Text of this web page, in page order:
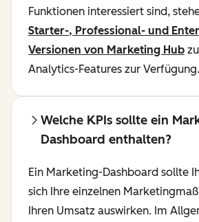
Funktionen interessiert sind,
Starter-, Professional- und
Versionen von Marketing Hub
Analytics-Features zur Verfügung.
Welche KPIs sollte ein
Dashboard enthalten?
Ein Marketing-Dashboard sollte
sich Ihre einzelnen
Ihren Umsatz auswirken. Im